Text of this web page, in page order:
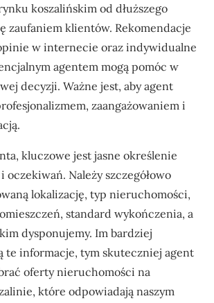
koszalińskim od dłuższego
zaufaniem klientów. Rekomendacje
w internecie oraz indywidualne
agentem mogą pomóc w
decyzji. Ważne jest, aby agent
zaangażowaniem i
kluczowe jest jasne określenie
oczekiwań. Należy szczegółowo
lokalizację, typ nieruchomości,
standard wykończenia, a
dysponujemy. Im bardziej
te informacje, tym skuteczniej agent
oferty nieruchomości na
które odpowiadają naszym